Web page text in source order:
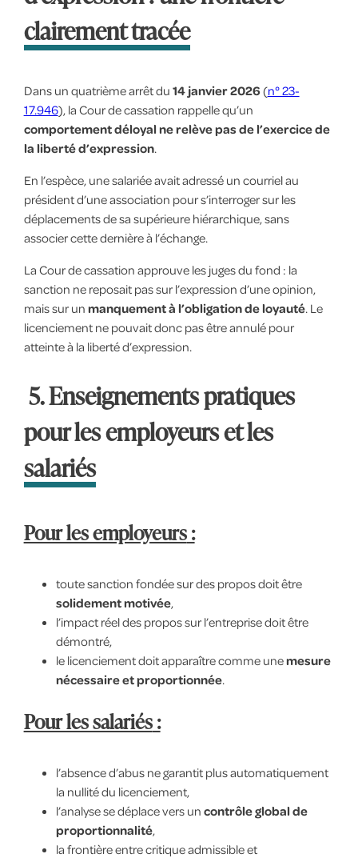
clairement tracée
Dans un quatrième arrêt du 14 janvier 2026(n° 23-
17.946), la Cour de cassation rappelle qu’un
comportement déloyal ne relève pas de l’exercice de
la liberté d’expression.
En l’espèce, une salariée avait adressé un courriel au
président d’une association pour s’interroger sur les
déplacements de sa supérieure hiérarchique, sans
associer cette dernière à l’échange.
La Cour de cassation approuve les juges du fond : la
sanction ne reposait pas sur l’expression d’une opinion,
mais sur un manquement à l’obligation de loyauté. Le
licenciement ne pouvait donc pas être annulé pour
atteinte à la liberté d’expression.
5. Enseignements pratiques
pour les employeurs et les
salariés
Pour les employeurs:
toute sanction fondée sur des propos doit être
solidement motivée,
l’impact réel des propos sur l’entreprise doit être
démontré,
le licenciement doit apparaître comme unemesure
nécessaire et proportionnée.
Pour les salariés:
l’absence d’abus ne garantit plus automatiquement
la nullité du licenciement,
l’analyse se déplace vers un contrôle global de
proportionnalité,
la frontière entre critique admissible et